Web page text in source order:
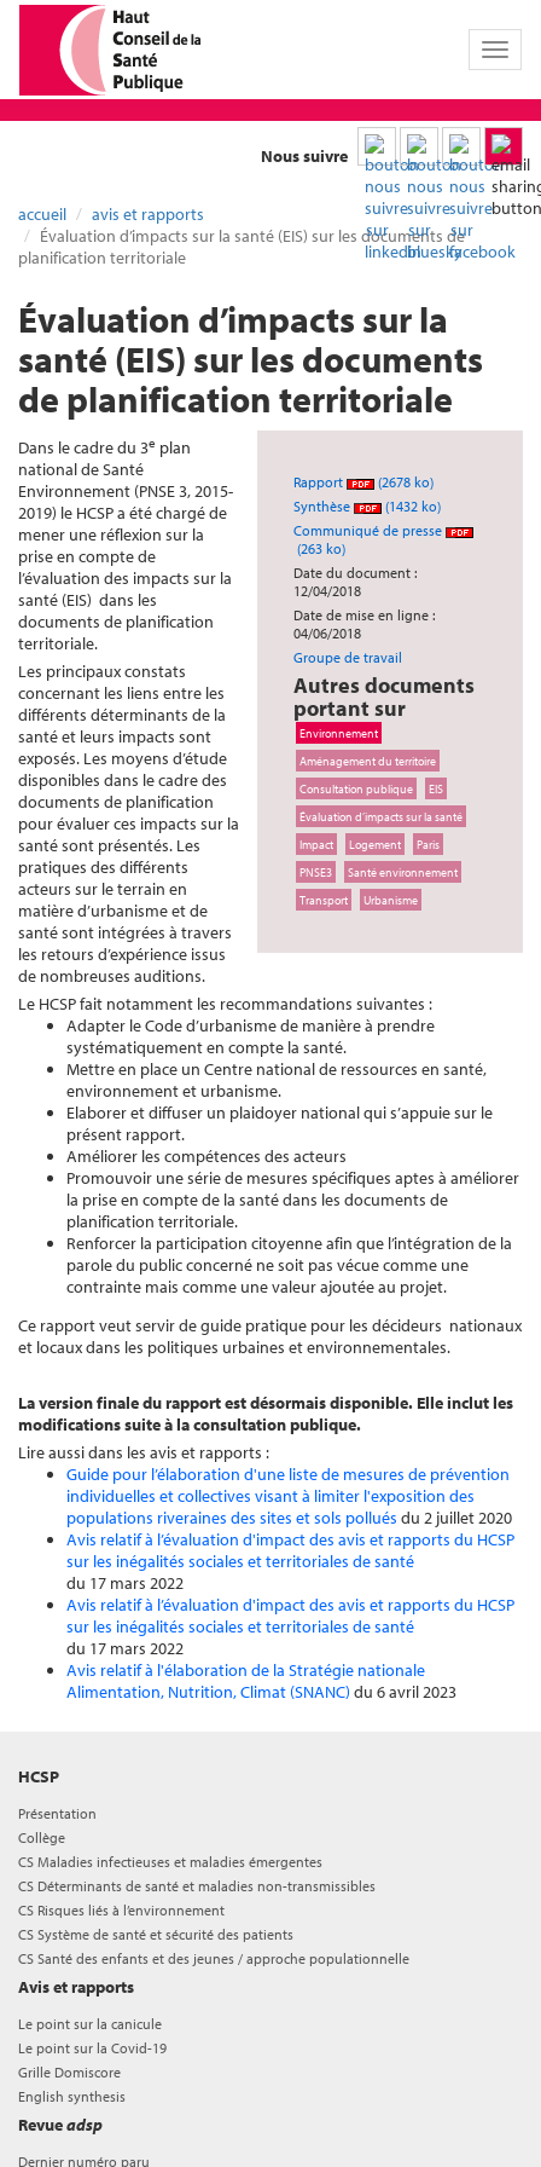
Toggle
Nous suivre
accueil
avis et rapports
Évaluation d’impacts sur la santé (EIS) sur les documents de
planification territoriale
Évaluation d’impacts sur la
santé (EIS) sur les documents
de planification territoriale
Rapport
(2678 ko)
Synthèse
(1432 ko)
Communiqué de presse
(263 ko)
Date du document :
12/04/2018
Date de mise en ligne :
04/06/2018
Groupe de travail
Autres documents
portant sur
Environnement
Aménagement du territoire
Consultation publique
EIS
Évaluation d’impacts sur la santé
Impact
Logement
Paris
PNSE3
Santé environnement
Transport
Urbanisme
Dans le cadre du 3e plan
national de Santé
Environnement (PNSE 3, 2015-
2019) le HCSP a été chargé de
mener une réflexion sur la
prise en compte de
l’évaluation des impacts sur la
santé (EIS) dans les
documents de planification
territoriale.
Les principaux constats
concernant les liens entre les
différents déterminants de la
santé et leurs impacts sont
exposés. Les moyens d’étude
disponibles dans le cadre des
documents de planification
pour évaluer ces impacts sur la
santé sont présentés. Les
pratiques des différents
acteurs sur le terrain en
matière d’urbanisme et de
santé sont intégrées à travers
les retours d’expérience issus
de nombreuses auditions.
Le HCSP fait notamment les recommandations suivantes :
Adapter le Code d’urbanisme de manière à prendre
systématiquement en compte la santé.
Mettre en place un Centre national de ressources en santé,
environnement et urbanisme.
Elaborer et diffuser un plaidoyer national qui s’appuie sur le
présent rapport.
Améliorer les compétences des acteurs
Promouvoir une série de mesures spécifiques aptes à améliorer
la prise en compte de la santé dans les documents de
planification territoriale.
Renforcer la participation citoyenne afin que l’intégration de la
parole du public concerné ne soit pas vécue comme une
contrainte mais comme une valeur ajoutée au projet.
Ce rapport veut servir de guide pratique pour les décideurs nationaux
et locaux dans les politiques urbaines et environnementales.
La version finale du rapport est désormais disponible. Elle inclut les
modifications suite à la consultation publique.
Lire aussi dans les avis et rapports :
Guide pour l’élaboration d'une liste de mesures de prévention
individuelles et collectives visant à limiter l'exposition des
populations riveraines des sites et sols pollués du 2 juillet 2020
Avis relatif à l’évaluation d'impact des avis et rapports du HCSP
sur les inégalités sociales et territoriales de santé
du 17 mars 2022
Avis relatif à l’évaluation d'impact des avis et rapports du HCSP
sur les inégalités sociales et territoriales de santé
du 17 mars 2022
Avis relatif à l'élaboration de la Stratégie nationale
Alimentation, Nutrition, Climat (SNANC) du 6 avril 2023
HCSP
Présentation
Collège
CS Maladies infectieuses et maladies émergentes
CS Déterminants de santé et maladies non-transmissibles
CS Risques liés à l’environnement
CS Système de santé et sécurité des patients
CS Santé des enfants et des jeunes / approche populationnelle
Avis et rapports
Le point sur la canicule
Le point sur la Covid-19
Grille Domiscore
English synthesis
Revueadsp
Dernier numéro paru